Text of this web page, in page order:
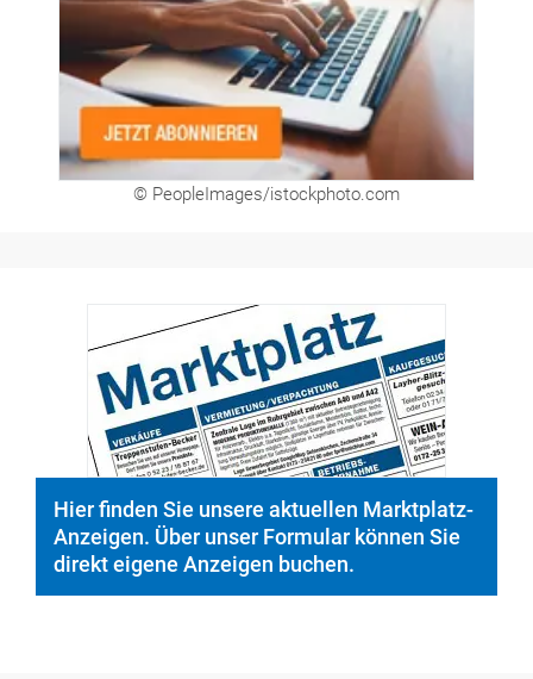
© PeopleImages/istockphoto.com
Hier finden Sie unsere aktuellen Marktplatz-
Anzeigen. Über unser Formular können Sie
direkt eigene Anzeigen buchen.